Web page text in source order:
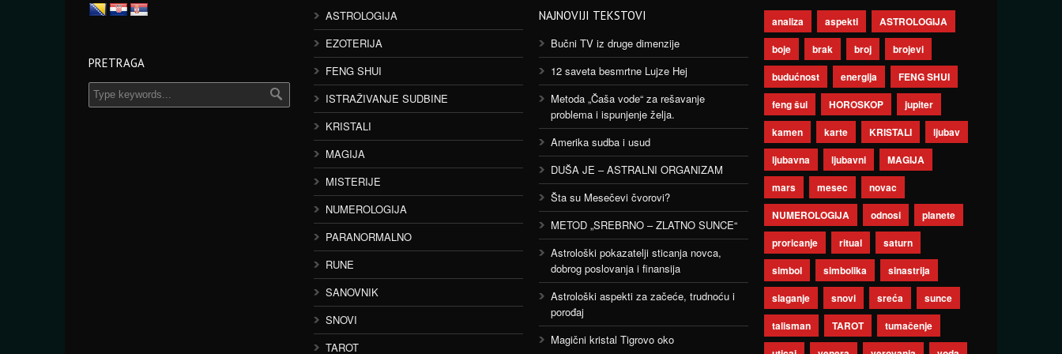
PRETRAGA
ASTROLOGIJA
EZOTERIJA
FENG SHUI
ISTRAŽIVANJE SUDBINE
KRISTALI
MAGIJA
MISTERIJE
NUMEROLOGIJA
PARANORMALNO
RUNE
SANOVNIK
SNOVI
TAROT
NAJNOVIJI TEKSTOVI
Bučni TV iz druge dimenzije
12 saveta besmrtne Lujze Hej
Metoda „Čaša vode“ za rešavanje
problema i ispunjenje želja.
Amerika sudba i usud
DUŠA JE – ASTRALNI ORGANIZAM
Šta su Mesečevi čvorovi?
METOD „SREBRNO – ZLATNO SUNCE“
Astrološki pokazatelji sticanja novca,
dobrog poslovanja i finansija
Astrološki aspekti za začeće, trudnoću i
porođaj
Magični kristal Tigrovo oko
analiza aspekti
ASTROLOGIJA
boje
brak broj
brojevi
budućnost
energija
FENG SHUI
feng šui
HOROSKOP
jupiter
kamen
karte KRISTALI
ljubav
ljubavna
ljubavni
MAGIJA
mars
mesec
novac
NUMEROLOGIJA
odnosi
planete
proricanje
ritual
saturn
simbol
simbolika
sinastrija
slaganje
snovi sreća
sunce
talisman
TAROT
tumačenje